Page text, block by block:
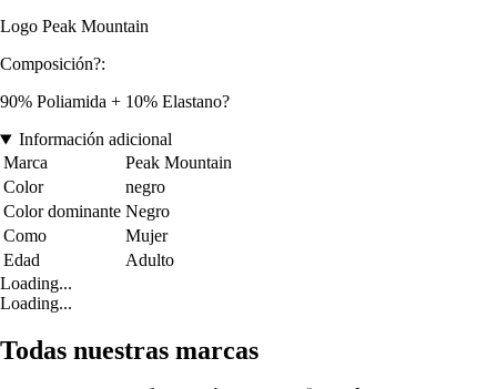
Logo Peak Mountain
Composición?:
90% Poliamida + 10% Elastano?
Información adicional
Marca
Peak Mountain
Color
negro
Color dominante Negro
Como
Mujer
Edad
Adulto
Loading...
Loading...
Todas nuestras marcas